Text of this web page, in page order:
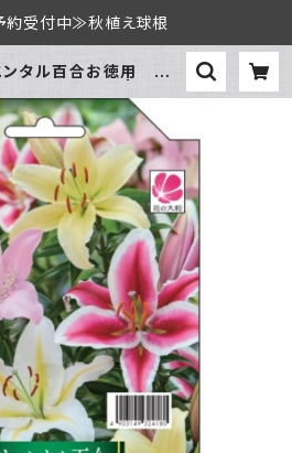
約受付中≫秋植え球根
タル百合お徳用 ユリ
泉 オンラインショップ